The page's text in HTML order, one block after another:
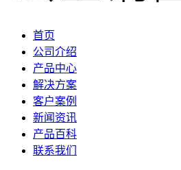
首页
公司介绍
产品中心
解决方案
客户案例
新闻资讯
产品百科
联系我们